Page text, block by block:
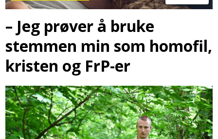
– Jeg prøver å bruke
stemmen min som homofil,
kristen og FrP-er